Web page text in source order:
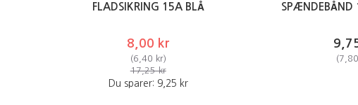
FLADSIKRING 15A BLÅ
8,00 kr
(6,40 kr)
17,25 kr
Du sparer: 9,25 kr
(